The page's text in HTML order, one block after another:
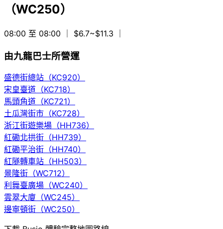
（WC250）
08:00 至 08:00 ｜ $6.7~$11.3
由九龍巴士所營運
盛德街總站（KC920）
宋皇臺道（KC718）
馬頭角道（KC721）
土瓜灣街市（KC728）
浙江街遊樂場（HH736）
紅磡北拱街（HH739）
紅磡平治街（HH740）
紅隧轉車站（HH503）
景隆街（WC712）
利舞臺廣場（WC240）
雲翠大廈（WC245）
邊寧頓街（WC250）